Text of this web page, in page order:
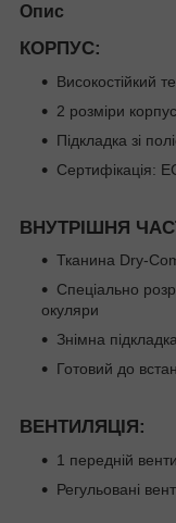
Опис
КОРПУС:
Високостійкий
2 розміри
Підкладка зі
Сертифікація:
ВНУТРІШНЯ
Тканина Dry-
Спеціально
окуляри
Знімна
Готовий до
ВЕНТИЛЯЦІЯ:
1 передній
Регульовані